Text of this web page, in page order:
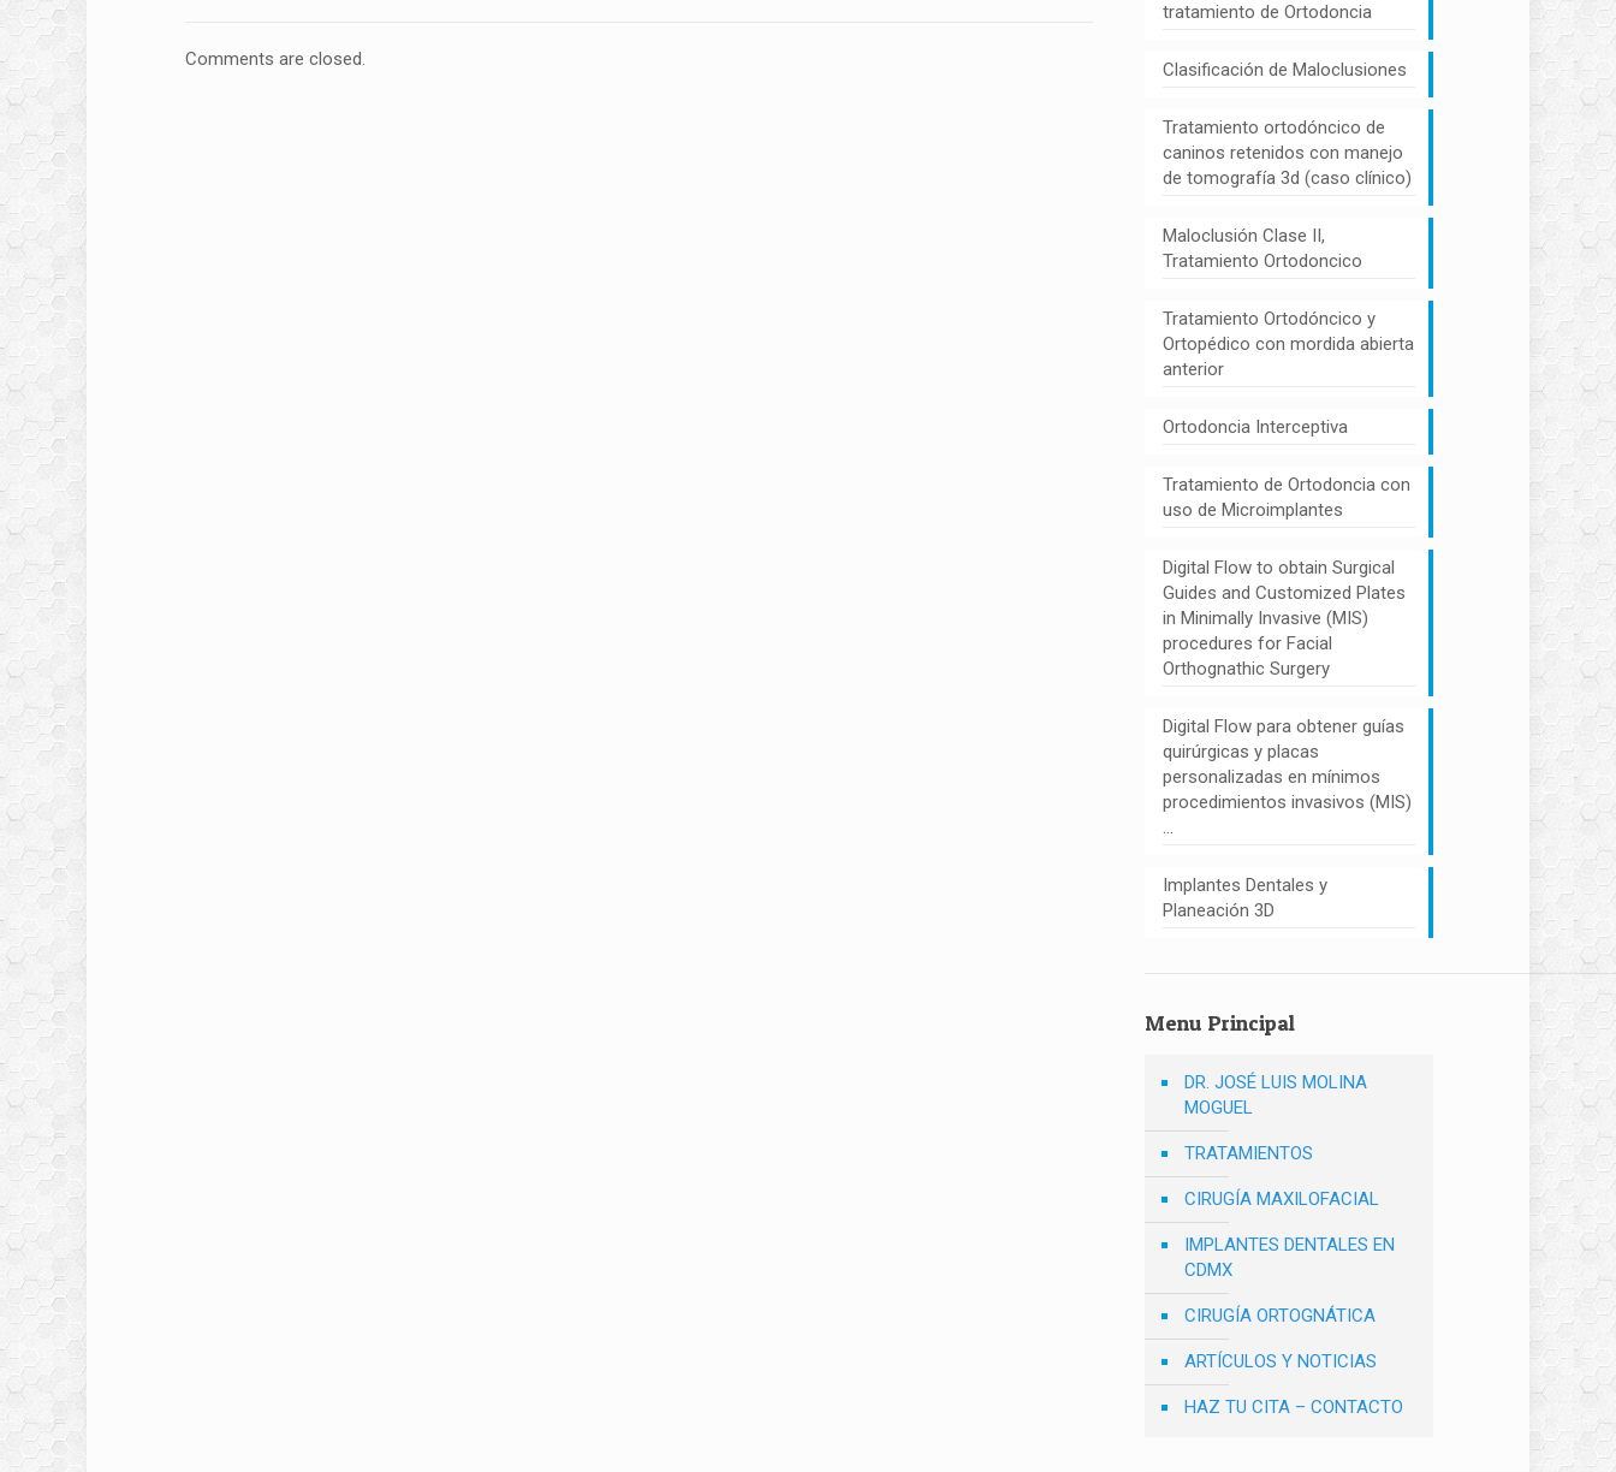
Comments are closed.
tratamiento de Ortodoncia
Clasificación de Maloclusiones
Tratamiento ortodóncico de
caninos retenidos con manejo
de tomografía 3d (caso clínico)
Maloclusión Clase II,
Tratamiento Ortodoncico
Tratamiento Ortodóncico y
Ortopédico con mordida abierta
anterior
Ortodoncia Interceptiva
Tratamiento de Ortodoncia con
uso de Microimplantes
Digital Flow to obtain Surgical
Guides and Customized Plates
in Minimally Invasive (MIS)
procedures for Facial
Orthognathic Surgery
Digital Flow para obtener guías
quirúrgicas y placas
personalizadas en mínimos
procedimientos invasivos (MIS)
…
Implantes Dentales y
Planeación 3D
Menu Principal
DR. JOSÉ LUIS MOLINA
MOGUEL
TRATAMIENTOS
CIRUGÍA MAXILOFACIAL
IMPLANTES DENTALES EN
CDMX
CIRUGÍA ORTOGNÁTICA
ARTÍCULOS Y NOTICIAS
HAZ TU CITA – CONTACTO